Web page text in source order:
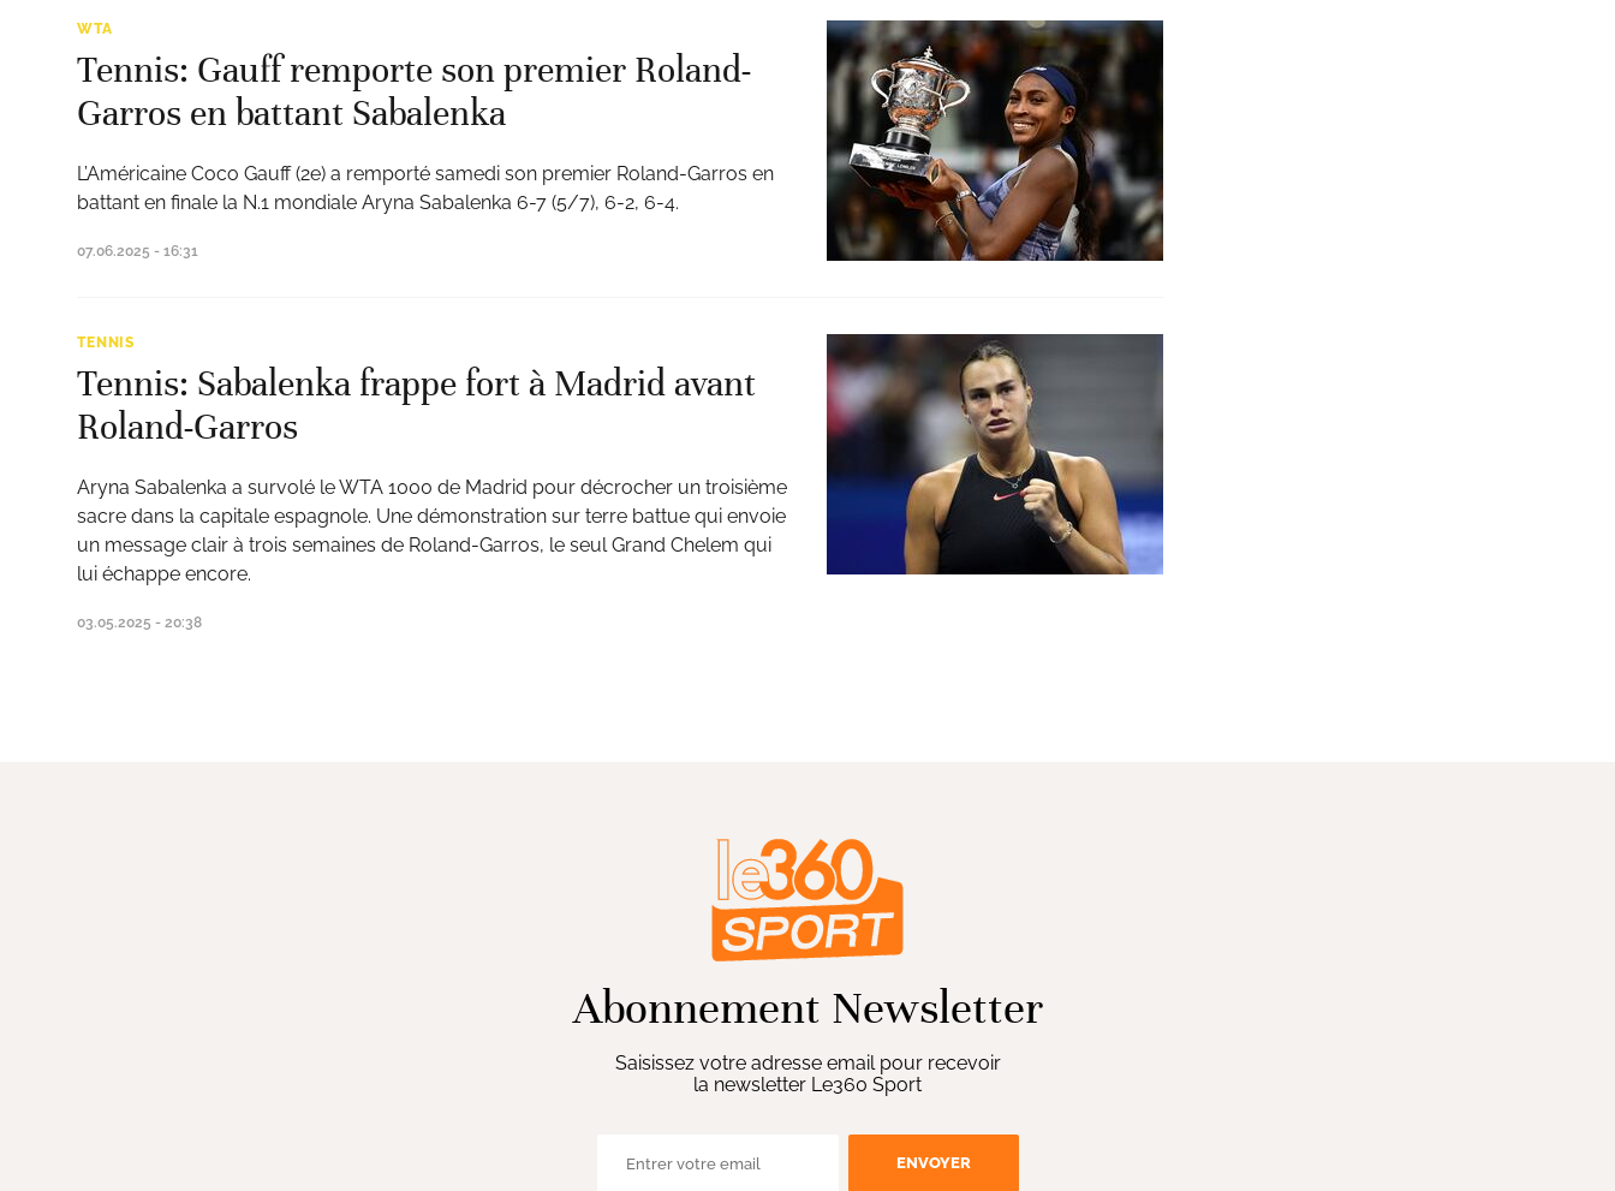
WTA
Tennis: Gauff remporte son premier Roland-
Garros en battant Sabalenka
L’Américaine Coco Gauff (2e) a remporté samedi son premier Roland-Garros en
battant en finale la N.1 mondiale Aryna Sabalenka 6-7 (5/7), 6-2, 6-4.
07.06.2025 - 16:31
TENNIS
Tennis: Sabalenka frappe fort à Madrid avant
Roland-Garros
Aryna Sabalenka a survolé le WTA 1000 de Madrid pour décrocher un troisième
sacre dans la capitale espagnole. Une démonstration sur terre battue qui envoie
un message clair à trois semaines de Roland-Garros, le seul Grand Chelem qui
lui échappe encore.
03.05.2025 - 20:38
Abonnement Newsletter
Saisissez votre adresse email pour recevoir
la newsletter Le360 Sport
ENVOYER